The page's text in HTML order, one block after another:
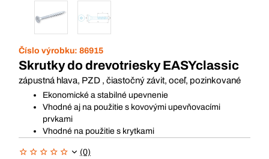
Číslo výrobku: 86915
Skrutky do drevotriesky EASYclassic
zápustná hlava, PZD , čiastočný závit, oceľ, pozinkované
Ekonomické a stabilné upevnenie
Vhodné aj na použitie s kovovými upevňovacími
prvkami
Vhodné na použitie s krytkami
(0)